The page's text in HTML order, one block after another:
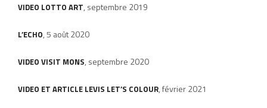
VIDEO LOTTO ART, septembre 2019
L’ECHO, 5 août 2020
VIDEO VISIT MONS, septembre 2020
VIDEO ET ARTICLE LEVIS LET’S COLOUR, février 2021